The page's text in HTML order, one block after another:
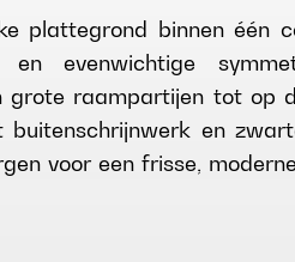
plattegrond binnen één
en evenwichtige
grote raampartijen tot op
en
voor een frisse,